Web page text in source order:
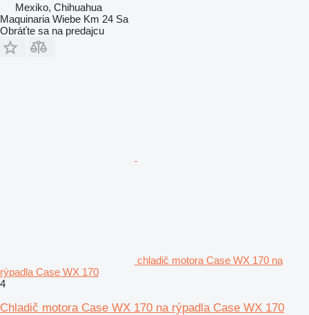
Mexiko, Chihuahua
Maquinaria Wiebe Km 24 Sa
Obráťte sa na predajcu
chladič motora Case WX 170 na
rýpadla Case WX 170
4
Chladič motora Case WX 170 na rýpadla Case WX 170